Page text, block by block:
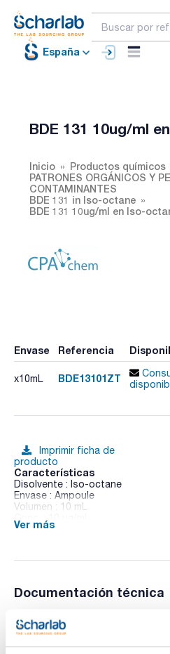
España
BDE 131 10ug/ml
Inicio
Productos químicos
PATRONES ORGÁNICOS Y
CONTAMINANTES
BDE 131 in Iso-octane
BDE 131 10ug/ml en Iso-
Envase Referencia
x10mL BDE13101ZT
Imprimir ficha de
producto
Características
Disolvente : Iso-octane
Envase : Ampoule
Volumen : 10 mL
Ver más
Documentación técnica
TDS / Ficha técnica
Regístrate para